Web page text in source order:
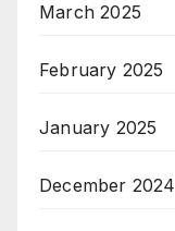
March 2025
February 2025
January 2025
December 2024